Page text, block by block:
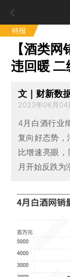
特报
【酒类
违回暖 二
文｜财新数
2023年06月04
4月白酒行业
复向好态势，
比增速亮眼
月开始反跌为